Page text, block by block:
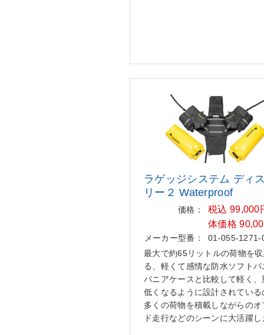
ラゲッジシステム ディ
リー ２ Waterproof
価格：
税込 99,000
体価格
メーカー型番：
01-055-1271-
最大で約65リットルの荷物を
る、軽くて感情な防水ソフトパ
パニアケースと比較して軽く、
低くなるように設計されている
多くの荷物を積載しながらのオ
ド走行などのシーンに大活躍